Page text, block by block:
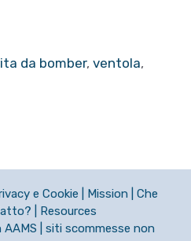
da bomber,ventola,
e Cookie Mission
Che
Resources
siti scommesse non